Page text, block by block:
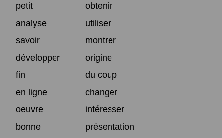
petit
obtenir
analyse
utiliser
savoir
montrer
développer
origine
fin
du coup
en ligne
changer
oeuvre
intéresser
bonne
présentation